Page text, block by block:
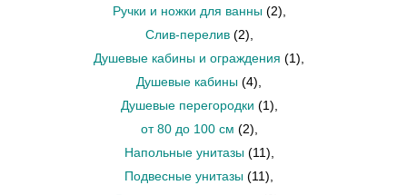
Ручки и ножки для ванны (2)
Слив-перелив (2)
Душевые кабины и ограждения (1)
Душевые кабины (4)
Душевые перегородки (1)
от 80 до 100 см (2)
Напольные унитазы (11)
Подвесные унитазы (11)